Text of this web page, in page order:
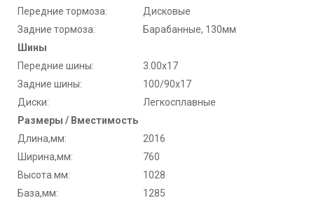
Передние тормоза:
Дисковые
Задние тормоза:
Барабанные, 130мм
Шины
Передние шины:
3.00х17
Задние шины:
100/90х17
Диски:
Легкосплавные
Размеры / Вместимость
Длина,мм:
2016
Ширина,мм:
760
Высота.мм:
1028
База,мм:
1285